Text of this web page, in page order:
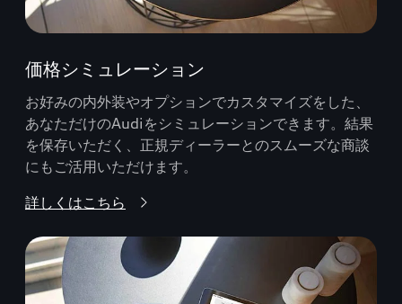
価格シミュレーション
お好みの内外装やオプションでカスタマイズをした、
あなただけのAudiをシミュレーションできます。結果
を保存いただく、正規ディーラーとのスムーズな商談
にもご活用いただけます。
詳しくはこちら